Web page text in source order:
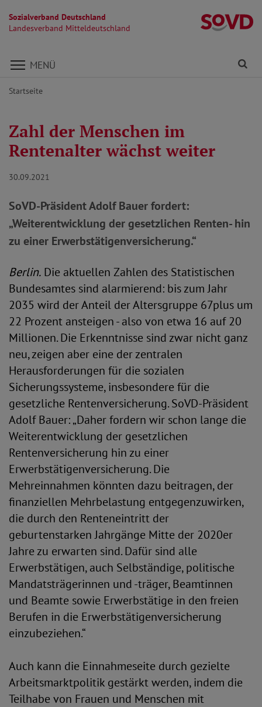
Sozialverband Deutschland
Landesverband Mitteldeutschland
Direkt zu den Inhalten springen
MENÜ
Startseite
Zahl der Menschen im
Rentenalter wächst weiter
30.09.2021
SoVD-Präsident Adolf Bauer fordert:
„Weiterentwicklung der gesetzlichen Renten- hin
zu einer Erwerbstätigenversicherung.“
Berlin. Die aktuellen Zahlen des Statistischen
Bundesamtes sind alarmierend: bis zum Jahr
2035 wird der Anteil der Altersgruppe 67plus um
22 Prozent ansteigen - also von etwa 16 auf 20
Millionen. Die Erkenntnisse sind zwar nicht ganz
neu, zeigen aber eine der zentralen
Herausforderungen für die sozialen
Sicherungssysteme, insbesondere für die
gesetzliche Rentenversicherung. SoVD-Präsident
Adolf Bauer: „Daher fordern wir schon lange die
Weiterentwicklung der gesetzlichen
Rentenversicherung hin zu einer
Erwerbstätigenversicherung. Die
Mehreinnahmen könnten dazu beitragen, der
finanziellen Mehrbelastung entgegenzuwirken,
die durch den Renteneintritt der
geburtenstarken Jahrgänge Mitte der 2020er
Jahre zu erwarten sind. Dafür sind alle
Erwerbstätigen, auch Selbständige, politische
Mandatsträgerinnen und -träger, Beamtinnen
und Beamte sowie Erwerbstätige in den freien
Berufen in die Erwerbstätigenversicherung
einzubeziehen.“
Auch kann die Einnahmeseite durch gezielte
Arbeitsmarktpolitik gestärkt werden, indem die
Teilhabe von Frauen und Menschen mit